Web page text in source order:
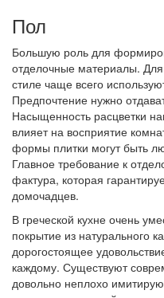
Пол
Большую роль для
отделочные материалы. Для
стиле чаще всего
Предпочтение нужно
Насыщенность расцветки
влияет на восприятие
формы плитки могут быть
Главное требование к
фактура, которая
домочадцев.
В греческой кухне очень
покрытие из натурального
дорогостоящее
каждому. Существуют
довольно неплохо